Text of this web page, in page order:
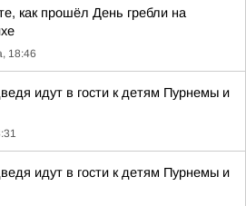
как прошёл День гребли на
18:46
идут в гости к детям Пурнемы и
идут в гости к детям Пурнемы и